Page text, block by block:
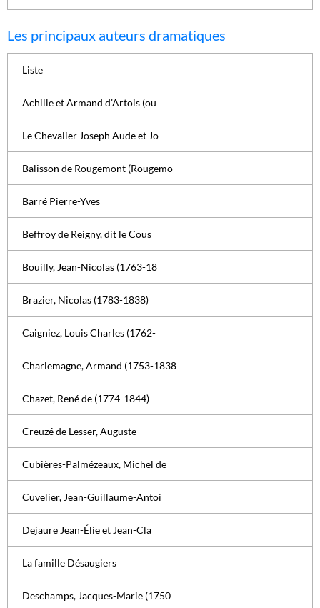
Les principaux auteurs dramatiques
Liste
Achille et Armand d’Artois (ou
Le Chevalier Joseph Aude et Jo
Balisson de Rougemont (Rougemo
Barré Pierre-Yves
Beffroy de Reigny, dit le Cous
Bouilly, Jean-Nicolas (1763-18
Brazier, Nicolas (1783-1838)
Caigniez, Louis Charles (1762-
Charlemagne, Armand (1753-1838
Chazet, René de (1774-1844)
Creuzé de Lesser, Auguste
Cubières-Palmézeaux, Michel de
Cuvelier, Jean-Guillaume-Antoi
Dejaure Jean-Élie et Jean-Cla
La famille Désaugiers
Deschamps, Jacques-Marie (1750